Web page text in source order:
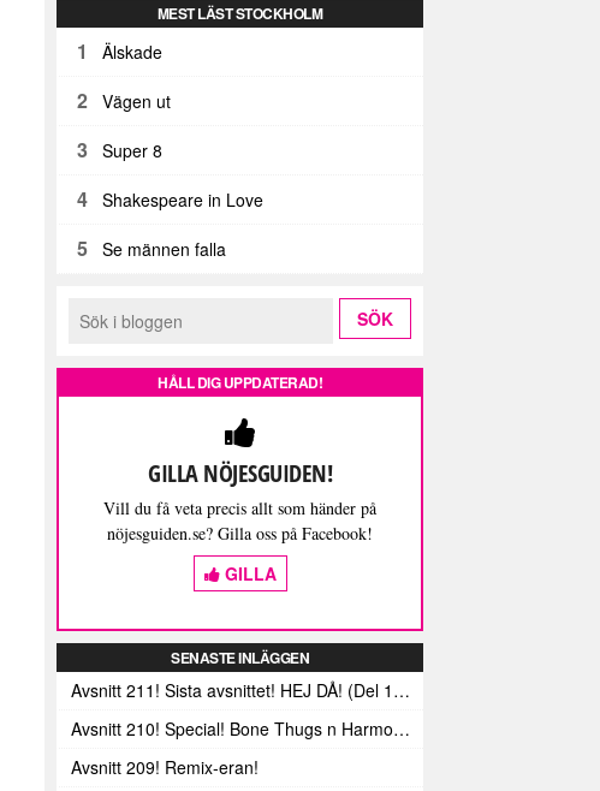
MEST LÄST STOCKHOLM
1 Älskade
2 Vägen ut
3 Super 8
4 Shakespeare in Love
5 Se männen falla
HÅLL DIG UPPDATERAD!
GILLA NÖJESGUIDEN!
Vill du få veta precis allt som händer på
nöjesguiden.se? Gilla oss på Facebook!
GILLA
SENASTE INLÄGGEN
Avsnitt 211! Sista avsnittet! HEJ DÅ! (Del 1 och 2)
Avsnitt 210! Special! Bone Thugs n Harmonys album E.1999 Eternal
Avsnitt 209! Remix-eran!